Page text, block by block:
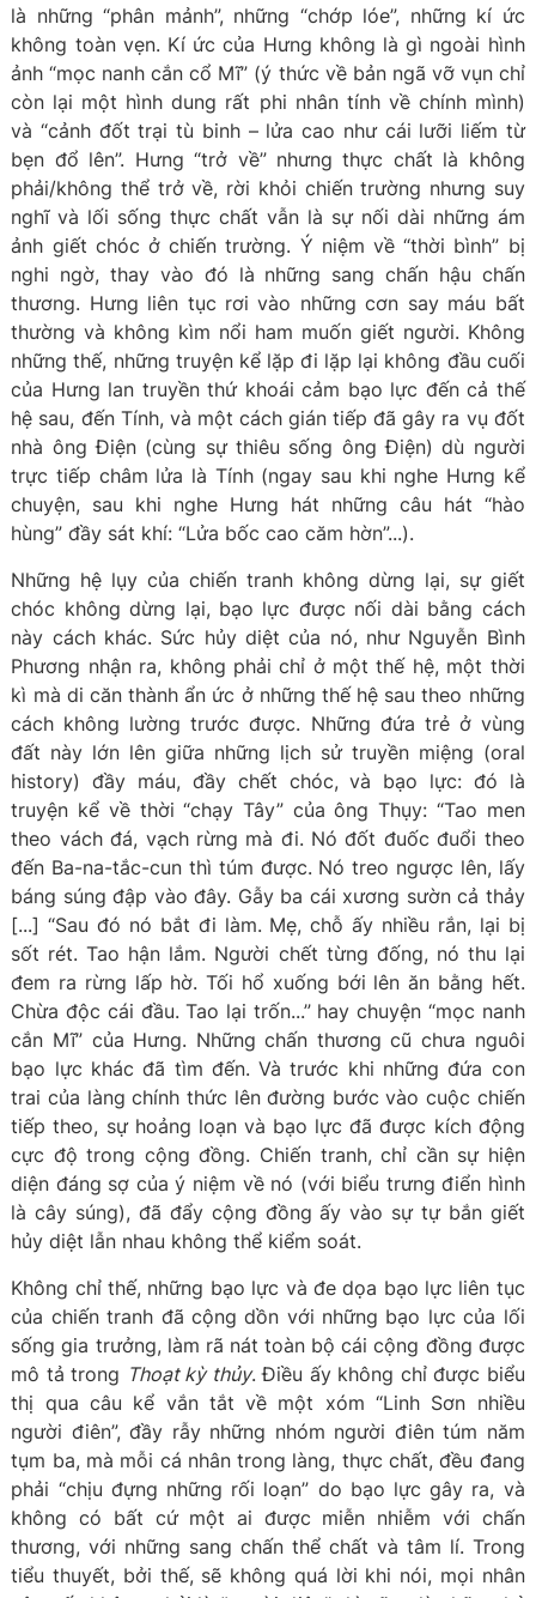
là những “phân mảnh”, những “chớp lóe”, những kí ức
không toàn vẹn. Kí ức của Hưng không là gì ngoài hình
ảnh “mọc nanh cắn cổ Mĩ” (ý thức về bản ngã vỡ vụn chỉ
còn lại một hình dung rất phi nhân tính về chính mình)
và “cảnh đốt trại tù binh – lửa cao như cái lưỡi liếm từ
bẹn đổ lên”. Hưng “trở về” nhưng thực chất là không
phải/không thể trở về, rời khỏi chiến trường nhưng suy
nghĩ và lối sống thực chất vẫn là sự nối dài những ám
ảnh giết chóc ở chiến trường. Ý niệm về “thời bình” bị
nghi ngờ, thay vào đó là những sang chấn hậu chấn
thương. Hưng liên tục rơi vào những cơn say máu bất
thường và không kìm nổi ham muốn giết người. Không
những thế, những truyện kể lặp đi lặp lại không đầu cuối
của Hưng lan truyền thứ khoái cảm bạo lực đến cả thế
hệ sau, đến Tính, và một cách gián tiếp đã gây ra vụ đốt
nhà ông Điện (cùng sự thiêu sống ông Điện) dù người
trực tiếp châm lửa là Tính (ngay sau khi nghe Hưng kể
chuyện, sau khi nghe Hưng hát những câu hát “hào
hùng” đầy sát khí: “Lửa bốc cao căm hờn”...).
Những hệ lụy của chiến tranh không dừng lại, sự giết
chóc không dừng lại, bạo lực được nối dài bằng cách
này cách khác. Sức hủy diệt của nó, như Nguyễn Bình
Phương nhận ra, không phải chỉ ở một thế hệ, một thời
kì mà di căn thành ẩn ức ở những thế hệ sau theo những
cách không lường trước được. Những đứa trẻ ở vùng
đất này lớn lên giữa những lịch sử truyền miệng (oral
history) đầy máu, đầy chết chóc, và bạo lực: đó là
truyện kể về thời “chạy Tây” của ông Thụy: “Tao men
theo vách đá, vạch rừng mà đi. Nó đốt đuốc đuổi theo
đến Ba-na-tắc-cun thì túm được. Nó treo ngược lên, lấy
báng súng đập vào đây. Gẫy ba cái xương sườn cả thảy
[...] “Sau đó nó bắt đi làm. Mẹ, chỗ ấy nhiều rắn, lại bị
sốt rét. Tao hận lắm. Người chết từng đống, nó thu lại
đem ra rừng lấp hờ. Tối hổ xuống bới lên ăn bằng hết.
Chừa độc cái đầu. Tao lại trốn...” hay chuyện “mọc nanh
cắn Mĩ” của Hưng. Những chấn thương cũ chưa nguôi
bạo lực khác đã tìm đến. Và trước khi những đứa con
trai của làng chính thức lên đường bước vào cuộc chiến
tiếp theo, sự hoảng loạn và bạo lực đã được kích động
cực độ trong cộng đồng. Chiến tranh, chỉ cần sự hiện
diện đáng sợ của ý niệm về nó (với biểu trưng điển hình
là cây súng), đã đẩy cộng đồng ấy vào sự tự bắn giết
hủy diệt lẫn nhau không thể kiểm soát.
Không chỉ thế, những bạo lực và đe dọa bạo lực liên tục
của chiến tranh đã cộng dồn với những bạo lực của lối
sống gia trưởng, làm rã nát toàn bộ cái cộng đồng được
mô tả trong Thoạt kỳ thủy. Điều ấy không chỉ được biểu
thị qua câu kể vắn tắt về một xóm “Linh Sơn nhiều
người điên”, đầy rẫy những nhóm người điên túm năm
tụm ba, mà mỗi cá nhân trong làng, thực chất, đều đang
phải “chịu đựng những rối loạn” do bạo lực gây ra, và
không có bất cứ một ai được miễn nhiễm với chấn
thương, với những sang chấn thể chất và tâm lí. Trong
tiểu thuyết, bởi thế, sẽ không quá lời khi nói, mọi nhân